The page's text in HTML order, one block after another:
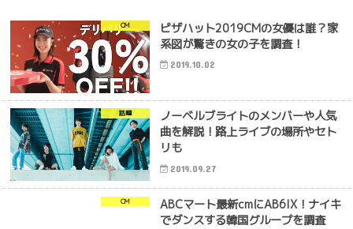
CM
ピザハット2019CMの女優は誰？家
系図が驚きの女の子を調査！
2019.10.02
話題
ノーベルブライトのメンバーや人気
曲を解説！路上ライブの場所やセト
リも
2019.09.27
CM
ABCマート最新cmにAB6IX！ナイキ
でダンスする韓国グループを調査